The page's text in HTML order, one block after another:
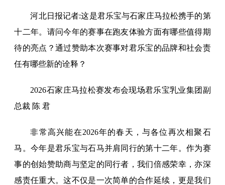
河北日报记者:这是君乐宝与石家庄马拉松携手的第
十二年。请问今年的赛事在跑友体验方面有哪些值得期
待的亮点？通过赞助本次赛事对君乐宝的品牌和社会责
任有哪些新的诠释？
2026石家庄马拉松赛发布会现场君乐宝乳业集团副
总裁 陈 君
非常高兴能在2026年的春天，与各位再次相聚石
马。今年是君乐宝与石马并肩同行的第十二年。作为赛
事的创始赞助商与坚定的同行者，我们倍感荣幸，亦深
感责任重大。这不仅是一次简单的合作延续，更是我们